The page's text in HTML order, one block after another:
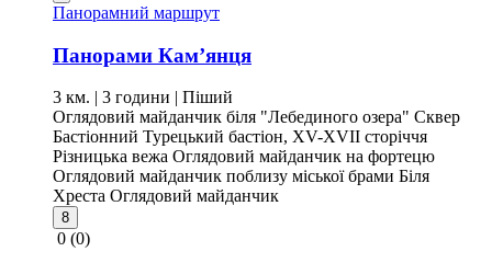
Панорамний маршрут
Панорами Кам’янця
3 км. | 3 години | Піший
Оглядовий майданчик біля "Лебединого озера" Сквер
Бастіонний Турецький бастіон, XV-XVII сторіччя
Різницька вежа Оглядовий майданчик на фортецю
Оглядовий майданчик поблизу міської брами Біля
Хреста Оглядовий майданчик
8
0 (0)